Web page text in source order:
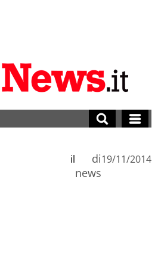
di
news
il 19/11/2014